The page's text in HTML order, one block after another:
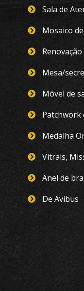
Sala de
Mosaico
Mesa/
Móvel de
Patchwork
Medalha
Vitrais,
Anel de
De Avibus